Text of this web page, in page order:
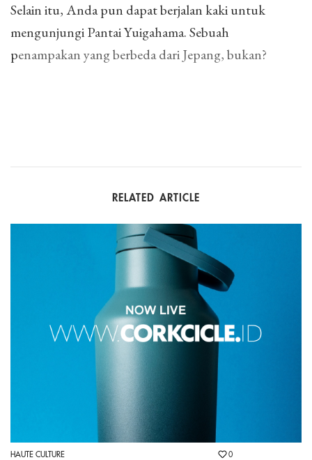
Selain itu, Anda pun dapat berjalan kaki untuk
mengunjungi Pantai Yuigahama. Sebuah
penampakan yang berbeda dari Jepang, bukan?
RELATED ARTICLE
HAUTE CULTURE 0